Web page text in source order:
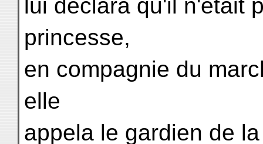
lui déclara qu'il n'était
princesse,
en compagnie du
elle
appela le gardien de